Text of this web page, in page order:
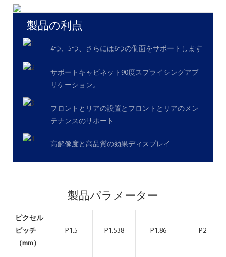
製品の利点
4つ、5つ、さらには6つの側面をサポートします
サポートキャビネット90度スプライシングアプ
リケーション。
フロントとリアの設置とフロントとリアのメン
テナンスのサポート
高解像度と高品質の効果ディスプレイ
製品パラメーター
ピクセル
ピッチ
（mm）
P1.5 P1.538 P1.86 P2